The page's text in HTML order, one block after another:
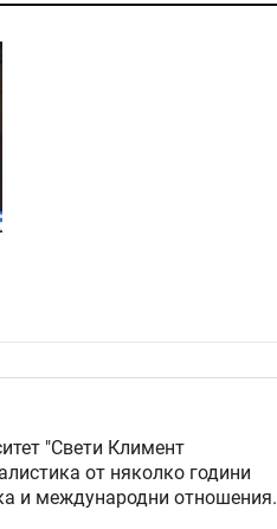
"Свети Климент
от няколко години
и международни отношения.